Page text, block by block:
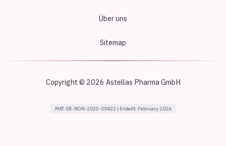
Über uns
Sitemap
Copyright © 2026 Astellas Pharma GmbH
MAT-DE-NON-2025-00422 | Erstellt: February 2026